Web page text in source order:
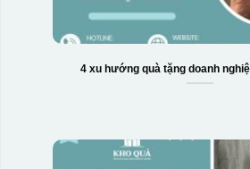
4 xu hướng quà tặng doanh